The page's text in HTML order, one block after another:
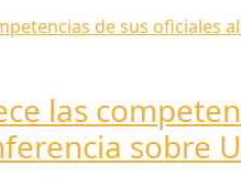
las
sobre